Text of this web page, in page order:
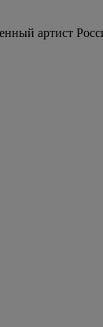
артист